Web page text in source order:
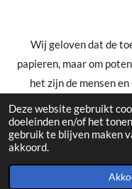
Deze website gebruikt
doeleinden en/of het
gebruik te blijven maken
akkoord.
Wij geloven dat de
papieren, maar om
het zijn de mensen
maken. Daarom
opleidingen die
Bij Bdifrent Academy